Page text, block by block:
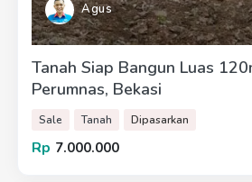
Agus
Tanah Siap Bangun Luas
Perumnas, Bekasi
Sale Tanah Dipasarkan
Rp 7.000.000